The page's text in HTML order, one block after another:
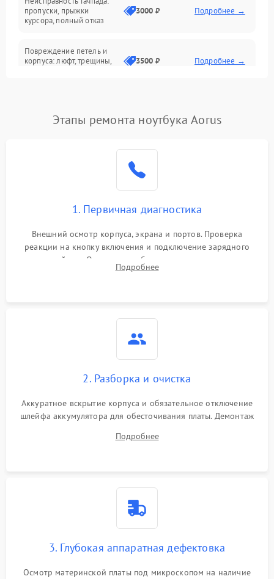
Сеть и интернет
пропуски, прыжки
курсора, полный отказ
3000 ₽ Подробнее →
Повреждение петель и
корпуса: люфт, трещины,
3500 ₽ Подробнее →
невозможность зарядки,
2500 ₽ Подробнее →
2000 ₽
Перегрев из‑за пыли,
неисправности кулера
Выход из строя SSD или
HDD: медленная загрузка,
2000 ₽
Проблемы Wi‑Fi или
Этапы ремонта ноутбука Aorus
1. Первичная диагностика
Внешний осмотр корпуса, экрана и портов. Проверка
реакции на кнопку включения и подключение зарядного
устройства. Оценка потребления тока с помощью
лабораторного блока питания для локализации проблемы.
Подробнее
2. Разборка и очистка
Аккуратное вскрытие корпуса и обязательное отключение
шлейфа аккумулятора для обесточивания платы. Демонтаж
высохшей термопасты с кристаллов чипов.
Подробнее
3. Глубокая аппаратная дефектовка
Осмотр материнской платы под микроскопом на наличие